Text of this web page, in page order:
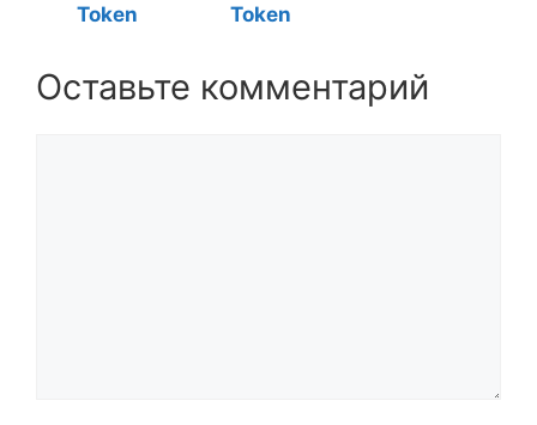
Token
Token
Оставьте комментарий